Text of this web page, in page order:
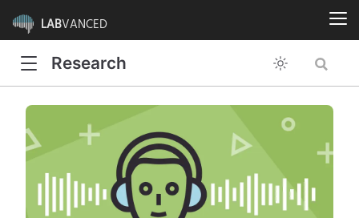
LABVANCED
Research